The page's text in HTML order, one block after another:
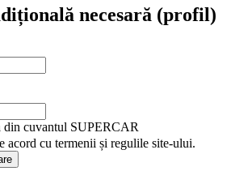
necesară (profil)
din cuvantul SUPERCAR
acord cu termenii și regulile site-ului.